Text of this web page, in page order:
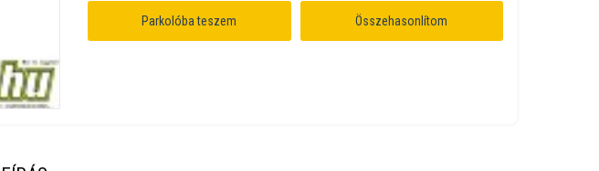
Parkolóba teszem Összehasonlítom